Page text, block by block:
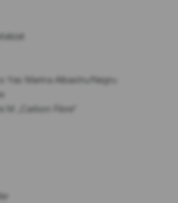
Yas Marina Albastru/Negru
M „Carbon Fibre”